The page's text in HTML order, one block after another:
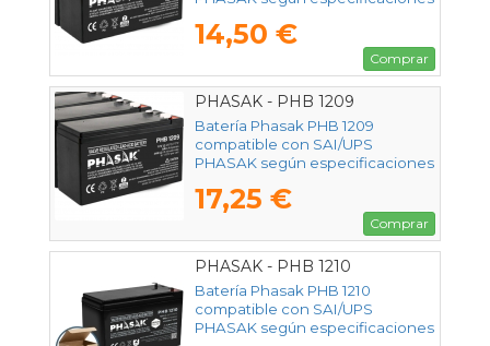
14,50 €
Comprar
PHASAK - PHB 1209
Batería Phasak PHB 1209
compatible con SAI/UPS
PHASAK según especificaciones
17,25 €
Comprar
PHASAK - PHB 1210
Batería Phasak PHB 1210
compatible con SAI/UPS
PHASAK según especificaciones